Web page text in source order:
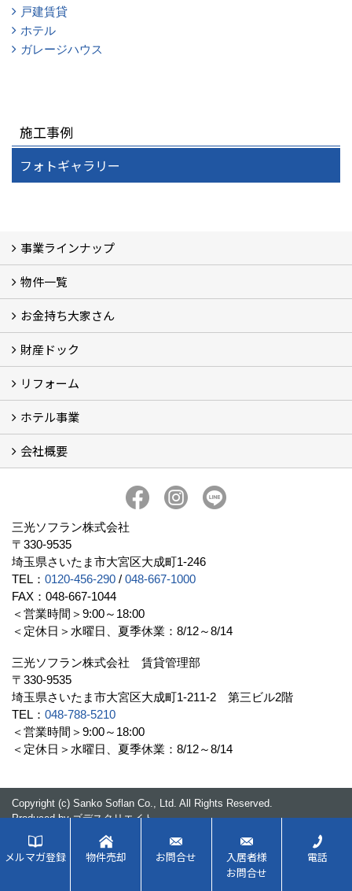
戸建賃貸
ホテル
ガレージハウス
施工事例
フォトギャラリー
事業ラインナップ
三光ソフラン株式会社の強み
資産運用
収益物件
賃貸管理 (2)
土地有効活用 (3)
相続対策・コンサルティング (3)
不動産買取・売買・仲介 (3)
リフォーム
空き家・空き地対策 (2)
設計・施工・建築請負
物件一覧
物件一覧
フォトギャラリー
弊社施工事例3D写真
お金持ち大家さん
お金持ち大家さん
資産運用コラム (15)
お金持ち大家さんセミナー
財産ドック
財産ドック
リフォーム
リフォーム
ホテル事業
三光ソフランの収益用ホテルのご紹介
ホテル一覧
宿泊施設の主な経営形態
京都での相続税対策例
京都での収益用ホテル(ブティックホテル)の投資活用
訪日外国人旅行者数に関するデータ
よくある質問
会社概要
三光ソフランについて (19)
リクルート情報（新卒採用）
リクルート情報（中途採用）
プライバシーポリシー
三光ソフラン株式会社
〒330-9535
埼玉県さいたま市大宮区大成町1-246
TEL： 0120-456-290 / 048-667-1000
FAX：048-667-1044
＜営業時間＞9:00～18:00
＜定休日＞水曜日、夏季休業：8/12～8/14
三光ソフラン株式会社 賃貸管理部
〒330-9535
埼玉県さいたま市大宮区大成町1-211-2 第三ビル2階
TEL： 048-788-5210
＜営業時間＞9:00～18:00
＜定休日＞水曜日、夏季休業：8/12～8/14
Copyright (c) Sanko Soflan Co., Ltd. All Rights Reserved.
Produced byゴデスクリエイト
メルマガ登録 物件売却 お問合せ
入居者様
お問合せ
電話